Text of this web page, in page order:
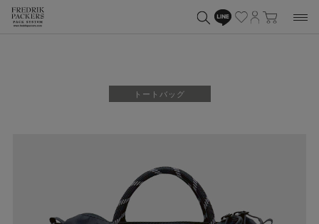
トートバッグ